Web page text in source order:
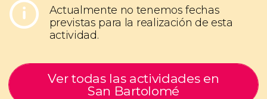
Actualmente no tenemos fechas
previstas para la realización de esta
actividad.
Ver todas las actividades en
San Bartolomé